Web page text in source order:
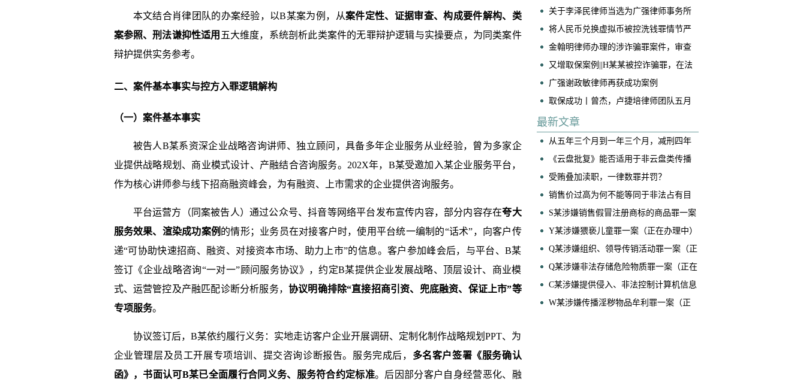
本文结合肖律团队的办案经验，以B某案为例，从案件定性、证据审查、构成要件解构、类
案参照、刑法谦抑性适用 五大维度，系统剖析此类案件的无罪辩护逻辑与实操要点，为同类案件
辩护提供实务参考。
二、案件基本事实与控方入罪逻辑解构
（一）案件基本事实
被告人B某系资深企业战略咨询讲师、独立顾问，具备多年企业服务从业经验，曾为多家企
业提供战略规划、商业模式设计、产融结合咨询服务。202X年，B某受邀加入某企业服务平台，
作为核心讲师参与线下招商融资峰会，为有融资、上市需求的企业提供咨询服务。
平台运营方（同案被告人）通过公众号、抖音等网络平台发布宣传内容，部分内容存在夸大
服务效果、渲染成功案例 的情形；业务员在对接客户时，使用平台统一编制的“话术”，向客户传
递“可协助快速招商、融资、对接资本市场、助力上市”的信息。客户参加峰会后，与平台、B某
签订《企业战略咨询“一对一”顾问服务协议》，约定B某提供企业发展战略、顶层设计、商业模
式、运营管控及产融匹配诊断分析服务， 协议明确排除“直接招商引资、兜底融资、保证上市”等
专项服务。
协议签订后，B某依约履行义务：实地走访客户企业开展调研、定制化制作战略规划PPT、为
企业管理层及员工开展专项培训、提交咨询诊断报告。服务完成后， 多名客户签署《服务确认
函》，书面认可B某已全面履行合同义务、服务符合约定标准。后因部分客户自身经营恶化、融
副主任、高级合伙人的公告
关于李泽民律师当选为广强律师事务所
执行主任的公告
将人民币兑换虚拟币被控洗钱罪情节严
重，我是如何争取到全案减轻处罚的！
​金翰明律师办理的涉诈骗罪案件，审查
起诉阶段当事人成功取保
又增取保案例||H某某被控诈骗罪，在法
院阶段获得取保候审
广强谢政敏律师再获成功案例
取保成功丨曾杰，卢捷培律师团队五月
底连续两起案件成功取保
最新文章
从五年三个月到一年三个月，减刑四年
——黄佳博律师、马泽恩律师承办案件
获广州律协业务成果奖
《云盘批复》能否适用于非云盘类传播
淫秽物品牟利案件？
受贿叠加渎职，一律数罪并罚？
销售价过高为何不能等同于非法占有目
的？——兼论销售型诈骗案件的核心辩
护要点
S某涉嫌销售假冒注册商标的商品罪一案
（正在办理中）
Y某涉嫌猥亵儿童罪一案（正在办理中）
​Q某涉嫌组织、领导传销活动罪一案（正
在办理中）
Q某涉嫌非法存储危险物质罪一案（正在
办理中）
C某涉嫌提供侵入、非法控制计算机信息
系统程序、工具罪一案（正在办理中）
W某涉嫌传播淫秽物品牟利罪一案（正